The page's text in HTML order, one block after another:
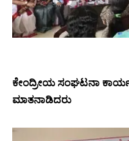
ಕೇಂದ್ರೀಯ ಸಂಘಟನಾ
ಮಾತನಾಡಿದರು